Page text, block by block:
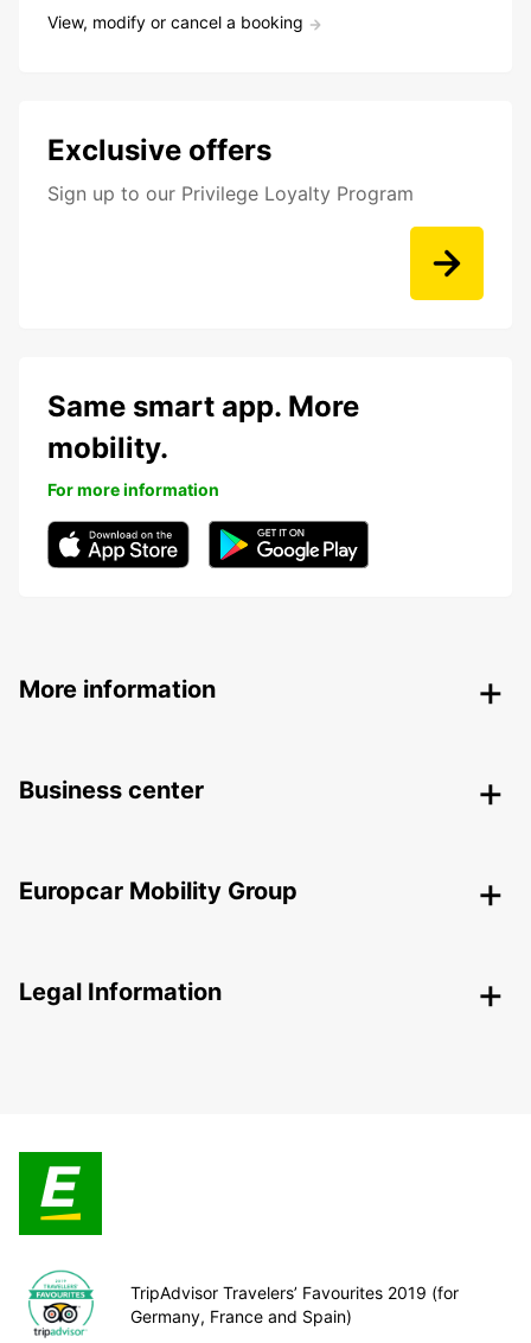
View, modify or cancel a booking
Exclusive offers
Sign up to our Privilege Loyalty Program
Same smart app. More
mobility.
For more information
More information
Business center
Europcar Mobility Group
Legal Information
TripAdvisor Travelers’ Favourites 2019 (for
Germany, France and Spain)